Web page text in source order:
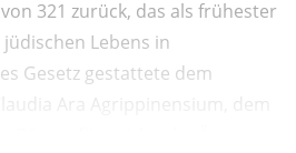
321 zurück, das als frühester
Lebens in
Gesetz gestattete dem
Ara Agrippinensium, dem